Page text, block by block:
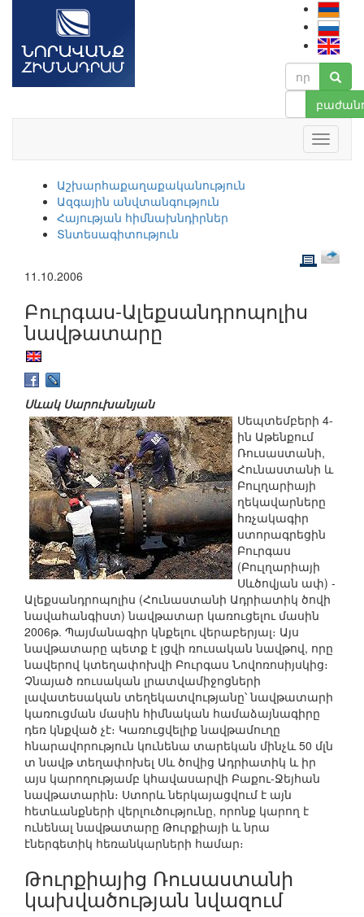
Աշխարհաքաղաքականություն
Ազգային անվտանգություն
Հայության հիմնախնդիրներ
Տնտեսագիտություն
11.10.2006
Բուրգաս-Ալեքսանդրոպոլիս
նավթատարը
Սևակ Սարուխանյան
Սեպտեմբերի 4-
ին Աթենքում
Ռուսաստանի,
Հունաստանի և
Բուլղարիայի
ղեկավարները
հռչակագիր
ստորագրեցին
Բուրգաս
(Բուլղարիայի
Սևծովյան ափ) -
Ալեքսանդրոպոլիս (Հունաստանի Ադրիատիկ ծովի
նավահանգիստ) նավթատար կառուցելու մասին
2006թ. Պայմանագիր կնքելու վերաբերյալ։ Այս
նավթատարը պետք է լցվի ռուսական նավթով, որը
նավերով կտեղափոխվի Բուրգաս Նովոռոսիյսկից։
Չնայած ռուսական լրատվամիջոցների
լավատեսական տեղեկատվությանը՝ նավթատարի
կառուցման մասին հիմնական համաձայնագիրը
դեռ կնքված չէ։ Կառուցվելիք նավթամուղը
հնարավորություն կունենա տարեկան մինչև 50 մլն
տ նավթ տեղափոխել Սև ծովից Ադրիատիկ և իր
այս կարողությամբ կհավասարվի Բաքու-Ջեյհան
նավթատարին։ Ստորև ներկայացվում է այն
հետևանքների վերլուծությունը, որոնք կարող է
ունենալ նավթատարը Թուրքիայի և նրա
էներգետիկ հեռանկարների համար։
Թուրքիայից Ռուսաստանի
կախվածության նվազում